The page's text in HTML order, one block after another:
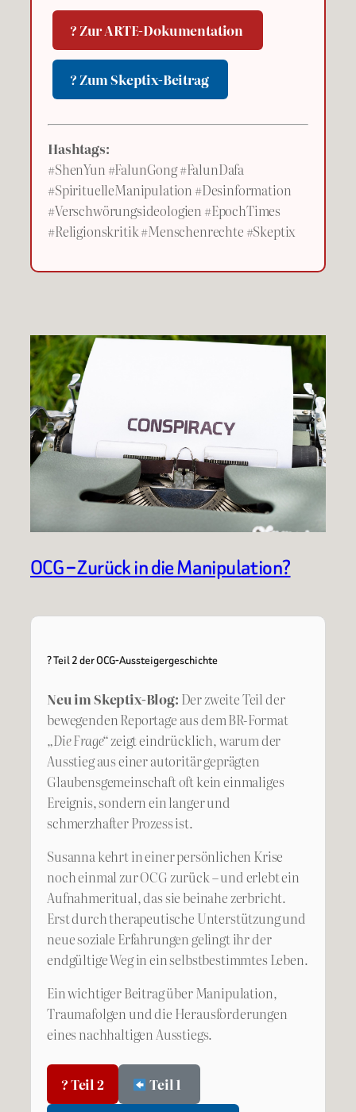
? Zur ARTE-Dokumentation
? Zum Skeptix-Beitrag
Hashtags:
#ShenYun #FalunGong #FalunDafa
#SpirituelleManipulation #Desinformation
#Verschwörungsideologien #EpochTimes
#Religionskritik #Menschenrechte #Skeptix
OCG – Zurück in die Manipulation?
? Teil 2 der OCG-Aussteigergeschichte
Neu im Skeptix-Blog: Der zweite Teil der
bewegenden Reportage aus dem BR-Format
„Die Frage“zeigt eindrücklich, warum der
Ausstieg aus einer autoritär geprägten
Glaubensgemeinschaft oft kein einmaliges
Ereignis, sondern ein langer und
schmerzhafter Prozess ist.
Susanna kehrt in einer persönlichen Krise
noch einmal zur OCG zurück – und erlebt ein
Aufnahmeritual, das sie beinahe zerbricht.
Erst durch therapeutische Unterstützung und
neue soziale Erfahrungen gelingt ihr der
endgültige Weg in ein selbstbestimmtes Leben.
Ein wichtiger Beitrag über Manipulation,
Traumafolgen und die Herausforderungen
eines nachhaltigen Ausstiegs.
? Teil 2 Teil 1